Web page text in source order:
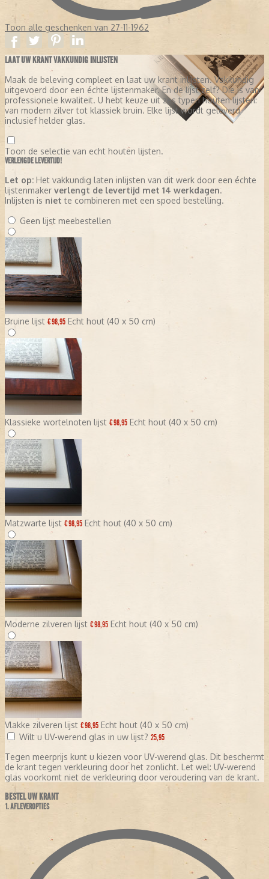
Toon alle geschenken van 27-11-1962
LAAT UW KRANT VAKKUNDIG INLIJSTEN
Maak de beleving compleet en laat uw krant inlijsten. Vakkundig
uitgevoerd door een échte lijstenmaker. En de lijst zelf? Die is van
professionele kwaliteit. U hebt keuze uit zes typen houten lijsten:
van modern zilver tot klassiek bruin. Elke lijst wordt geleverd
inclusief helder glas.
Toon de selectie van echt houten lijsten.
VERLENGDE LEVERTIJD!
Let op: Het vakkundig laten inlijsten van dit werk door een échte
lijstenmaker verlengt de levertijd met 14 werkdagen.
Inlijsten is niet te combineren met een spoed bestelling.
Geen lijst meebestellen
Bruine lijst € 98,95 Echt hout (40 x 50 cm)
Klassieke wortelnoten lijst € 98,95 Echt hout (40 x 50 cm)
Matzwarte lijst € 98,95 Echt hout (40 x 50 cm)
Moderne zilveren lijst € 98,95 Echt hout (40 x 50 cm)
Vlakke zilveren lijst € 98,95 Echt hout (40 x 50 cm)
Wilt u UV-werend glas in uw lijst? 25,95
Tegen meerprijs kunt u kiezen voor UV-werend glas. Dit beschermt
de krant tegen verkleuring door het zonlicht. Let wel: UV-werend
glas voorkomt niet de verkleuring door veroudering van de krant.
BESTEL UW KRANT
1. AFLEVEROPTIES